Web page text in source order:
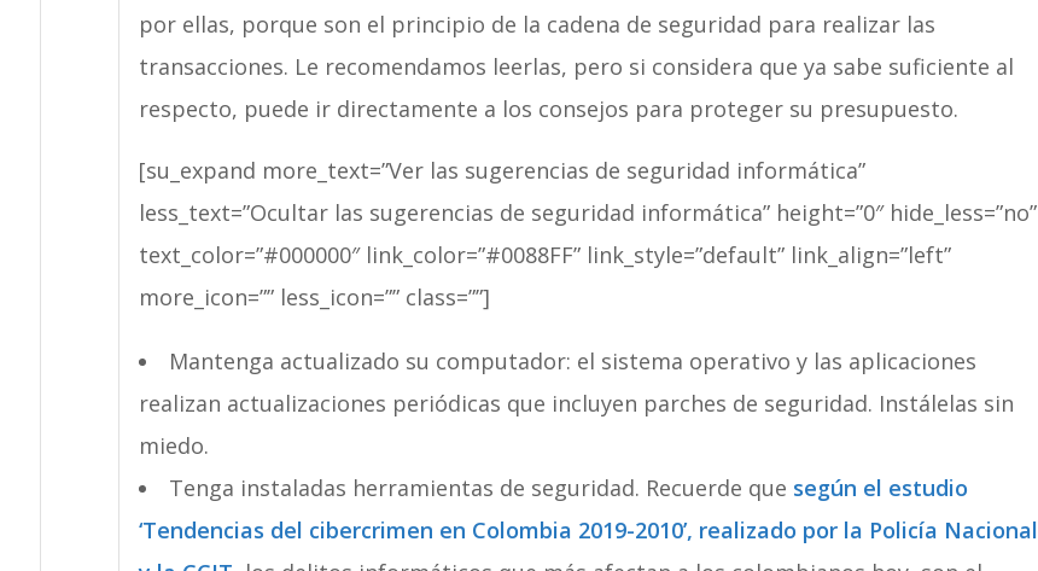
por ellas, porque son el principio de la cadena de seguridad para realizar las
transacciones. Le recomendamos leerlas, pero si considera que ya sabe suficiente al
respecto, puede ir directamente a los consejos para proteger su presupuesto.
[su_expand more_text=”Ver las sugerencias de seguridad informática”
less_text=”Ocultar las sugerencias de seguridad informática” height=”0″ hide_less=”no”
text_color=”#000000″ link_color=”#0088FF” link_style=”default” link_align=”left”
more_icon=”” less_icon=”” class=””]
Mantenga actualizado su computador: el sistema operativo y las aplicaciones
realizan actualizaciones periódicas que incluyen parches de seguridad. Instálelas sin
miedo.
Tenga instaladas herramientas de seguridad. Recuerde que según el estudio
‘Tendencias del cibercrimen en Colombia 2019-2010’, realizado por la Policía Nacional